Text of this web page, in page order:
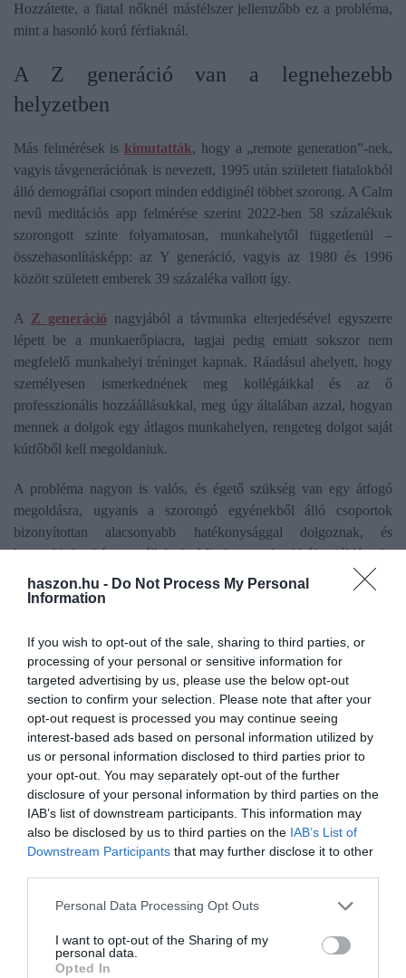
haszon.hu - Do Not Process My Personal
Information
If you wish to opt-out of the sale, sharing to third parties, or
processing of your personal or sensitive information for
targeted advertising by us, please use the below opt-out
section to confirm your selection. Please note that after your
opt-out request is processed you may continue seeing
interest-based ads based on personal information utilized by
us or personal information disclosed to third parties prior to
your opt-out. You may separately opt-out of the further
disclosure of your personal information by third parties on the
IAB’s list of downstream participants. This information may
also be disclosed by us to third parties on the IAB’s List of
Downstream Participants that may further disclose it to other
Please note that this website/app uses one or more Google
not limited to your visit or usage behaviour. You may click to
grant or deny consent to Google and its third-party tags to
Personal Data Processing Opt Outs
I want to opt-out of the Sharing of my
personal data.
Opted In
Hozzátette, a fiatal nőknél másfélszer jellemzőbb ez a probléma,
mint a hasonló korú férfiaknál.
A Z generáció van a legnehezebb
helyzetben
Más felmérések is kimutatták, hogy a „remote generation”-nek,
vagyis távgenerációnak is nevezett, 1995 után született fiatalokból
álló demográfiai csoport minden eddiginél többet szorong. A Calm
nevű meditációs app felmérése szerint 2022-ben 58 százalékuk
szorongott szinte folyamatosan, munkahelytől függetlenül –
összehasonlításképp: az Y generáció, vagyis az 1980 és 1996
között született emberek 39 százaléka vallott így.
A Z generáció nagyjából a távmunka elterjedésével egyszerre
lépett be a munkaerőpiacra, tagjai pedig emiatt sokszor nem
megfelelő munkahelyi tréninget kapnak. Ráadásul ahelyett, hogy
személyesen ismerkednének meg kollégáikkal és az ő
professzionális hozzáállásukkal, meg úgy általában azzal, hogyan
mennek a dolgok egy átlagos munkahelyen, rengeteg dolgot saját
kútfőből kell megoldaniuk.
A probléma nagyon is valós, és égető szükség van egy átfogó
megoldásra, ugyanis a szorongó egyénekből álló csoportok
bizonyítottan alacsonyabb hatékonysággal dolgoznak, és
kevesebb kockázatot vállalnak. Mindez az adatokból is jól látszik:
az Anxiety and Depression Association of America 2021-es
munkahelyi felmérésében a megkérdezett alkalmazottak 56
elvégzett munkája minőségét.
2025-re a Z generáció a nyugati országokban a munkaerő 27
százalékát és a világ népességének egyharmadát fogja képviselni.
Ha ők mind túlságosan stresszesek maradnak ahhoz, hogy
hatékonyan vegyenek részt a munkaerőpiacon, a szakértők szerint
pusztító következményekre számíthatunk gazdasági és társadalmi
szempontból is.
szorongás depresszió fiatal felnőttek mentális
egészség kutatás felmérés